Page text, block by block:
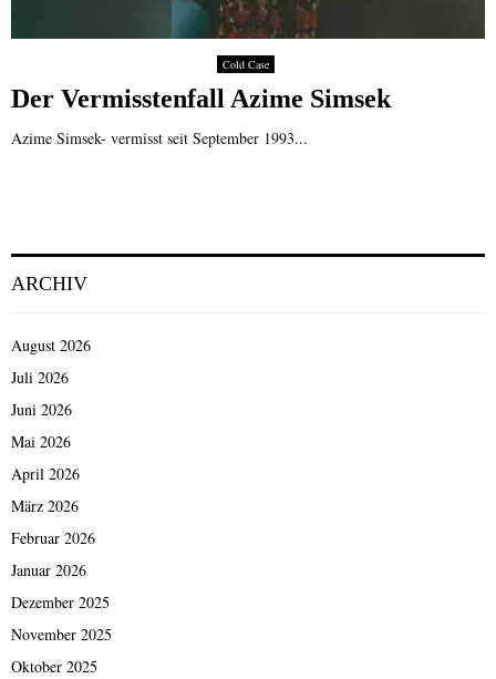
Cold Case
Der Vermisstenfall Azime Simsek
Azime Simsek- vermisst seit September 1993...
ARCHIV
August 2026
Juli 2026
Juni 2026
Mai 2026
April 2026
März 2026
Februar 2026
Januar 2026
Dezember 2025
November 2025
Oktober 2025